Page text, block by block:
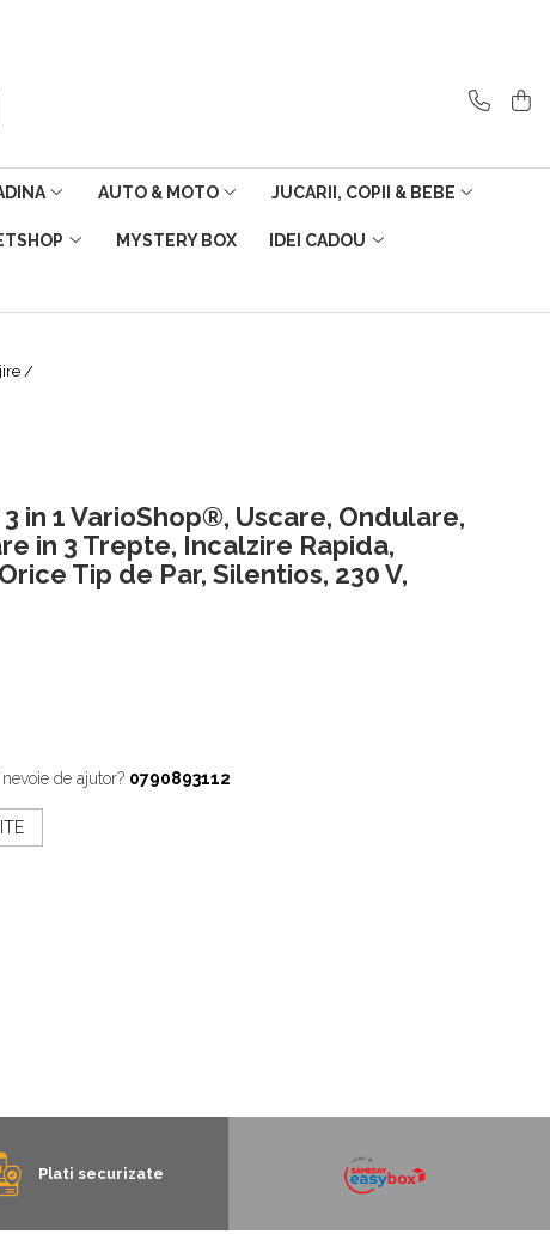
AUTO & MOTO JUCARII, COPII & BEBE
MYSTERY BOX IDEI CADOU
/
in 1 VarioShop®, Uscare, Ondulare,
in 3 Trepte, Incalzire Rapida,
Tip de Par, Silentios, 230 V,
de ajutor? 0790893112
Plati securizate